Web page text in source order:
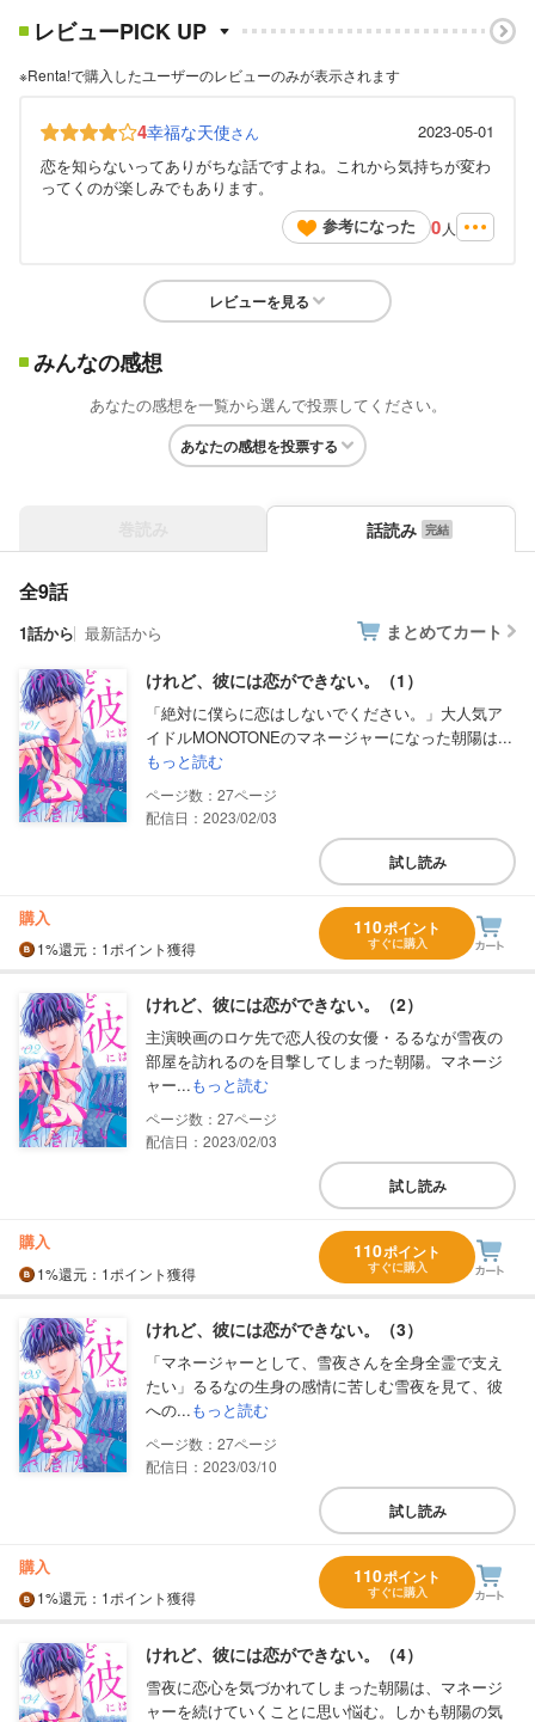
レビューPICK UP
※Renta!で購入したユーザーのレビューのみが表示されます
4幸福な天使さん
2023-05-01
恋を知らないってありがちな話ですよね。これから気持ちが変わ
ってくのが楽しみでもあります。
参考になった
0 人
レビューを見る
みんなの感想
あなたの感想を一覧から選んで投票してください。
あなたの感想を投票する
話読み
全9話
1話から 最新話から まとめてカート
けれど、彼には恋ができない。（1）
「絶対に僕らに恋はしないでください。」大人気ア
イドルMONOTONEのマネージャーになった朝陽は...
もっと読む
27
配信日：2023/02/03
試し読み
購入
1%還元 ：1ポイント獲得
110ポイント
すぐに購入
けれど、彼には恋ができない。（2）
主演映画のロケ先で恋人役の女優・るるなが雪夜の
部屋を訪れるのを目撃してしまった朝陽。マネージ
ャー...もっと読む
27
配信日：2023/02/03
試し読み
購入
1%還元 ：1ポイント獲得
110ポイント
すぐに購入
けれど、彼には恋ができない。（3）
「マネージャーとして、雪夜さんを全身全霊で支え
たい」るるなの生身の感情に苦しむ雪夜を見て、彼
への...もっと読む
27
配信日：2023/03/10
試し読み
購入
1%還元 ：1ポイント獲得
110ポイント
すぐに購入
けれど、彼には恋ができない。（4）
雪夜に恋心を気づかれてしまった朝陽は、マネージ
ャーを続けていくことに思い悩む。しかも朝陽の気